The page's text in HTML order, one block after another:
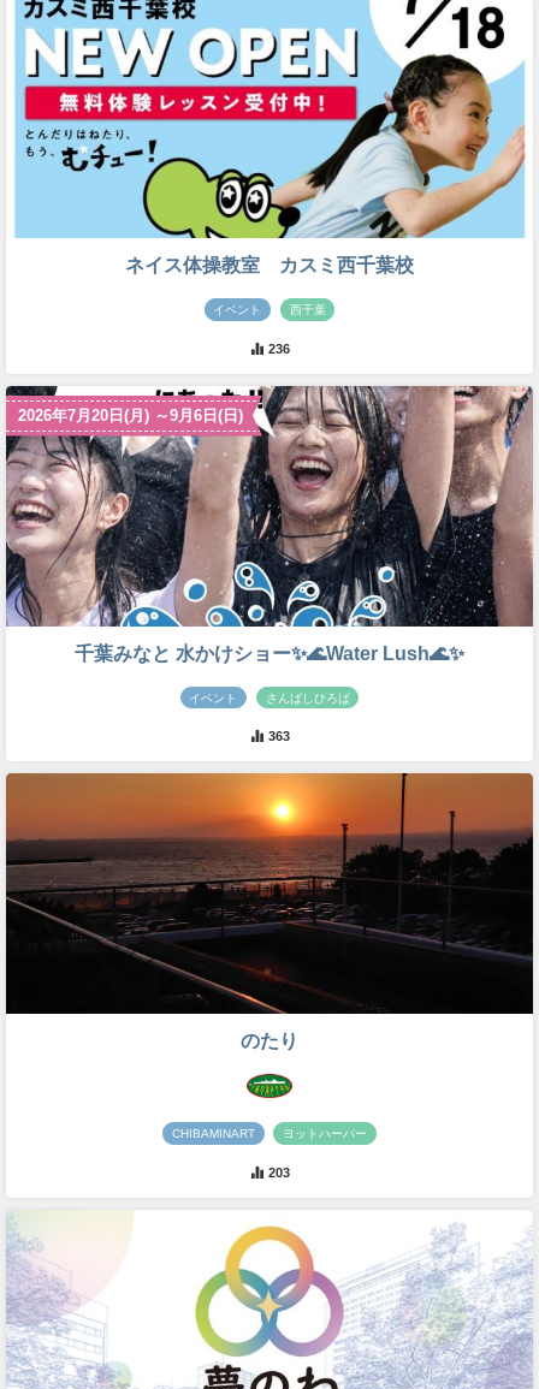
ネイス体操教室 カスミ西千葉校
イベント 西千葉
236
2026年7月20日(月) ～9月6日(日)
千葉みなと 水かけショー✨🌊Water Lush🌊✨
イベント さんばしひろば
363
のたり
CHIBAMINART ヨットハーバー
203